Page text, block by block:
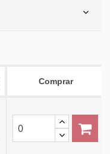
Comprar